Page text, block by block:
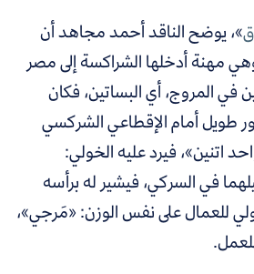
»، يوضح الناقد أحمد مجاهد أن
مهنة أدخلها الشراكسة إلى مصر
في المروج، أي البساتين، فكان
طويل أمام الإقطاعي الشركسي
اتنين»، فيرد عليه الخولي:
في السركي، فيشير له برأسه
للعمال على نفس الوزن: «مَرجي»،